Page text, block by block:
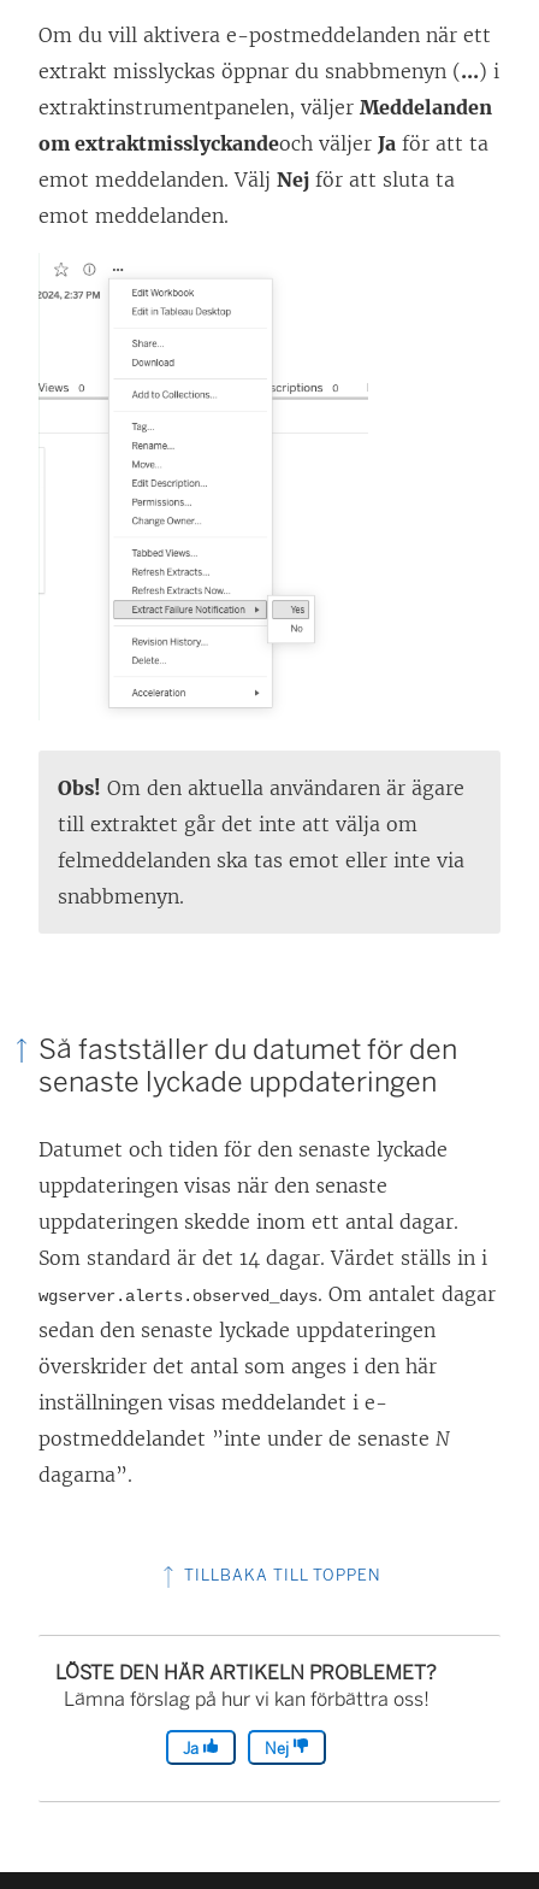
Om du vill aktivera e-postmeddelanden när ett
extrakt misslyckas öppnar du snabbmenyn (...) i
extraktinstrumentpanelen, väljer Meddelanden
om extraktmisslyckandeoch väljer Ja för att ta
emot meddelanden. Välj Nej för att sluta ta
emot meddelanden.
Obs! Om den aktuella användaren är ägare
till extraktet går det inte att välja om
felmeddelanden ska tas emot eller inte via
snabbmenyn.
Så fastställer du datumet för den
senaste lyckade uppdateringen
Datumet och tiden för den senaste lyckade
uppdateringen visas när den senaste
uppdateringen skedde inom ett antal dagar.
Som standard är det 14 dagar. Värdet ställs in i
wgserver.alerts.observed_days. Om antalet dagar
sedan den senaste lyckade uppdateringen
överskrider det antal som anges i den här
inställningen visas meddelandet i e-
postmeddelandet ”inte under de senaste N
dagarna”.
TILLBAKA TILL TOPPEN
LÖSTE DEN HÄR ARTIKELN PROBLEMET?
Lämna förslag på hur vi kan förbättra oss!
Ja Nej